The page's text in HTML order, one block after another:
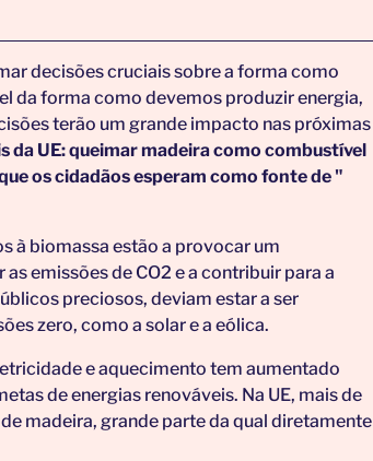
decisões cruciais sobre a forma como
da forma como devemos produzir energia,
terão um grande impacto nas próximas
da UE: queimar madeira como combustível
os cidadãos esperam como fonte de "
à biomassa estão a provocar um
emissões de CO2 e a contribuir para a
preciosos, deviam estar a ser
zero, como a solar e a eólica.
e aquecimento tem aumentado
de energias renováveis. Na UE, mais de
madeira, grande parte da qual diretamente